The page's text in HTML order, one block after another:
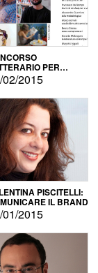
PER
02/2015
PISCITELLI:
IL BRAND
01/2015